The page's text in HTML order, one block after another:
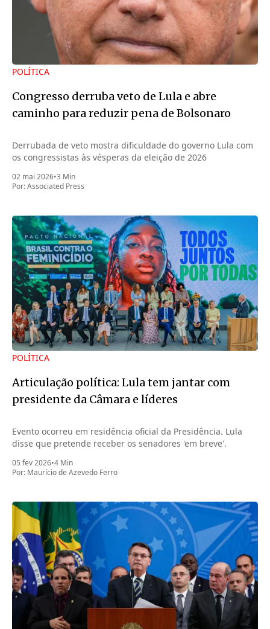
POLÍTICA
Congresso derruba veto de Lula e abre
caminho para reduzir pena de Bolsonaro
Derrubada de veto mostra dificuldade do governo Lula com
os congressistas às vésperas da eleição de 2026
02 mai 2026•3 Min
Por:Associated Press
POLÍTICA
Articulação política: Lula tem jantar com
presidente da Câmara e líderes
Evento ocorreu em residência oficial da Presidência. Lula
disse que pretende receber os senadores 'em breve'.
05 fev 2026•4 Min
Por: Maurício de Azevedo Ferro